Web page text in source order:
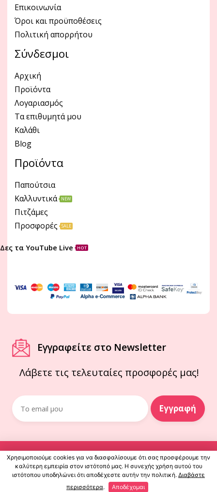
Επικοινωνία
Όροι και προϋποθέσεις
Πολιτική απορρήτου
Σύνδεσμοι
Αρχική
Προϊόντα
Λογαριασμός
Τα επιθυμητά μου
Καλάθι
Blog
Προϊόντα
Παπούτσια
Καλλυντικά
NEW
Πιτζάμες
Προσφορές
SALE
Δες τα YouTube Live HOT
Εγγραφείτε στο Newsletter
Λάβετε τις τελευταίες προσφορές μας!
© elenastore 2026 | All Rights Reserved
powered byNetface.gr
Χρησιμοποιούμε cookies για να διασφαλίσουμε ότι σας προσφέρουμε την
καλύτερη εμπειρία στον ιστότοπό μας. Η συνεχής χρήση αυτού του
ιστότοπου υποδηλώνει ότι αποδέχεστε αυτήν την πολιτική. Διαβάστε
περισσότερα. Αποδέχομαι